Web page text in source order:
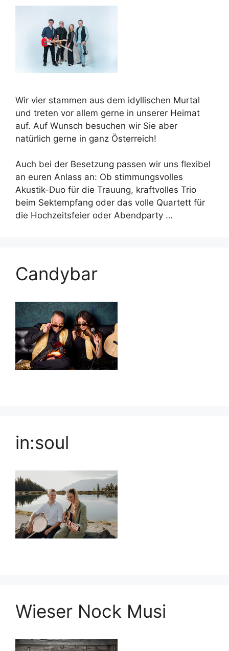
Wir vier stammen aus dem idyllischen Murtal
und treten vor allem gerne in unserer Heimat
auf. Auf Wunsch besuchen wir Sie aber
natürlich gerne in ganz Österreich!
Auch bei der Besetzung passen wir uns flexibel
an euren Anlass an: Ob stimmungsvolles
Akustik-Duo für die Trauung, kraftvolles Trio
beim Sektempfang oder das volle Quartett für
die Hochzeitsfeier oder Abendparty …
Candybar
in:soul
Wieser Nock Musi